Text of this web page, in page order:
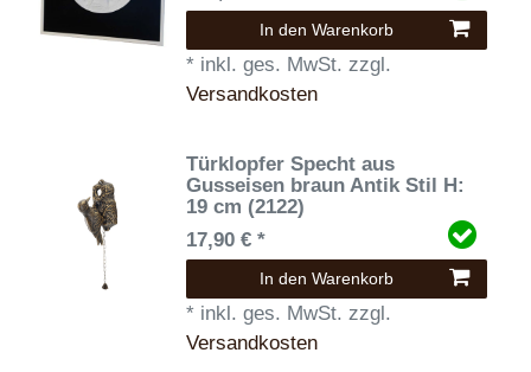
In den Warenkorb
* inkl. ges. MwSt. zzgl.
Versandkosten
Türklopfer Specht aus
Gusseisen braun Antik Stil H:
19 cm (2122)
17,90 € *
In den Warenkorb
* inkl. ges. MwSt. zzgl.
Versandkosten